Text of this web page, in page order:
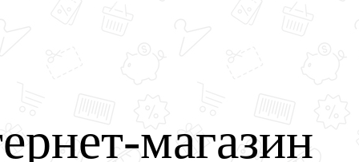
магазин